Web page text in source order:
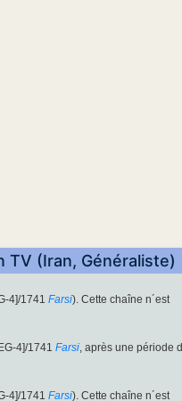
TV (Iran, Généraliste)
4]/1741 Farsi). Cette chaîne n´est
4]/1741 Farsi, après une période d
4]/1741 Farsi). Cette chaîne n´est